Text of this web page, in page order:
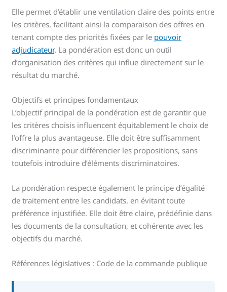
Elle permet d’établir une ventilation claire des points entre
les critères, facilitant ainsi la comparaison des offres en
tenant compte des priorités fixées par le pouvoir
adjudicateur. La pondération est donc un outil
d’organisation des critères qui influe directement sur le
résultat du marché.
Objectifs et principes fondamentaux
L’objectif principal de la pondération est de garantir que
les critères choisis influencent équitablement le choix de
l’offre la plus avantageuse. Elle doit être suffisamment
discriminante pour différencier les propositions, sans
toutefois introduire d’éléments discriminatoires.
La pondération respecte également le principe d’égalité
de traitement entre les candidats, en évitant toute
préférence injustifiée. Elle doit être claire, prédéfinie dans
les documents de la consultation, et cohérente avec les
objectifs du marché.
Références législatives : Code de la commande publique